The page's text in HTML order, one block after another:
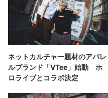
ネットカルチャー題材のアパレ
ルブランド「VTee」始動 ホ
ロライブとコラボ決定